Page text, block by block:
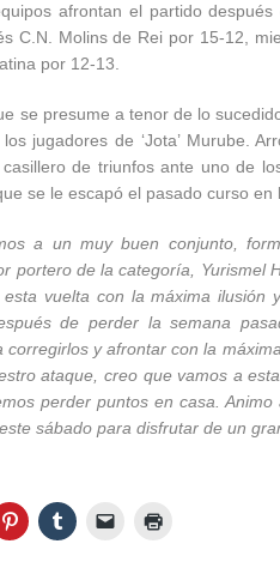
afrontan el partido
C.N. Molins de Rei por 15-12,
por 12-13.
se presume a tenor de lo
jugadores de ‘Jota’ Murube.
de triunfos ante uno de
se le escapó el pasado curso en
a un muy buen conjunto,
portero de la categoría, Yurismel
vuelta con la máxima
de perder la semana
y afrontar con la
ataque, creo que vamos a
perder puntos en casa.
sábado para disfrutar de un